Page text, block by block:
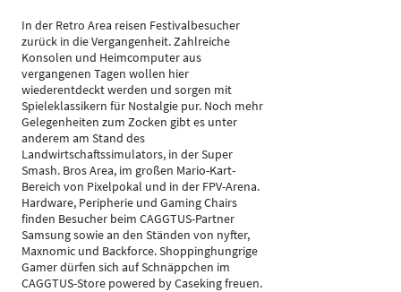
In der Retro Area reisen Festivalbesucher
zurück in die Vergangenheit. Zahlreiche
Konsolen und Heimcomputer aus
vergangenen Tagen wollen hier
wiederentdeckt werden und sorgen mit
Spieleklassikern für Nostalgie pur. Noch mehr
Gelegenheiten zum Zocken gibt es unter
anderem am Stand des
Landwirtschaftssimulators, in der Super
Smash. Bros Area, im großen Mario-Kart-
Bereich von Pixelpokal und in der FPV-Arena.
Hardware, Peripherie und Gaming Chairs
finden Besucher beim CAGGTUS-Partner
Samsung sowie an den Ständen von nyfter,
Maxnomic und Backforce. Shoppinghungrige
Gamer dürfen sich auf Schnäppchen im
CAGGTUS-Store powered by Caseking freuen.